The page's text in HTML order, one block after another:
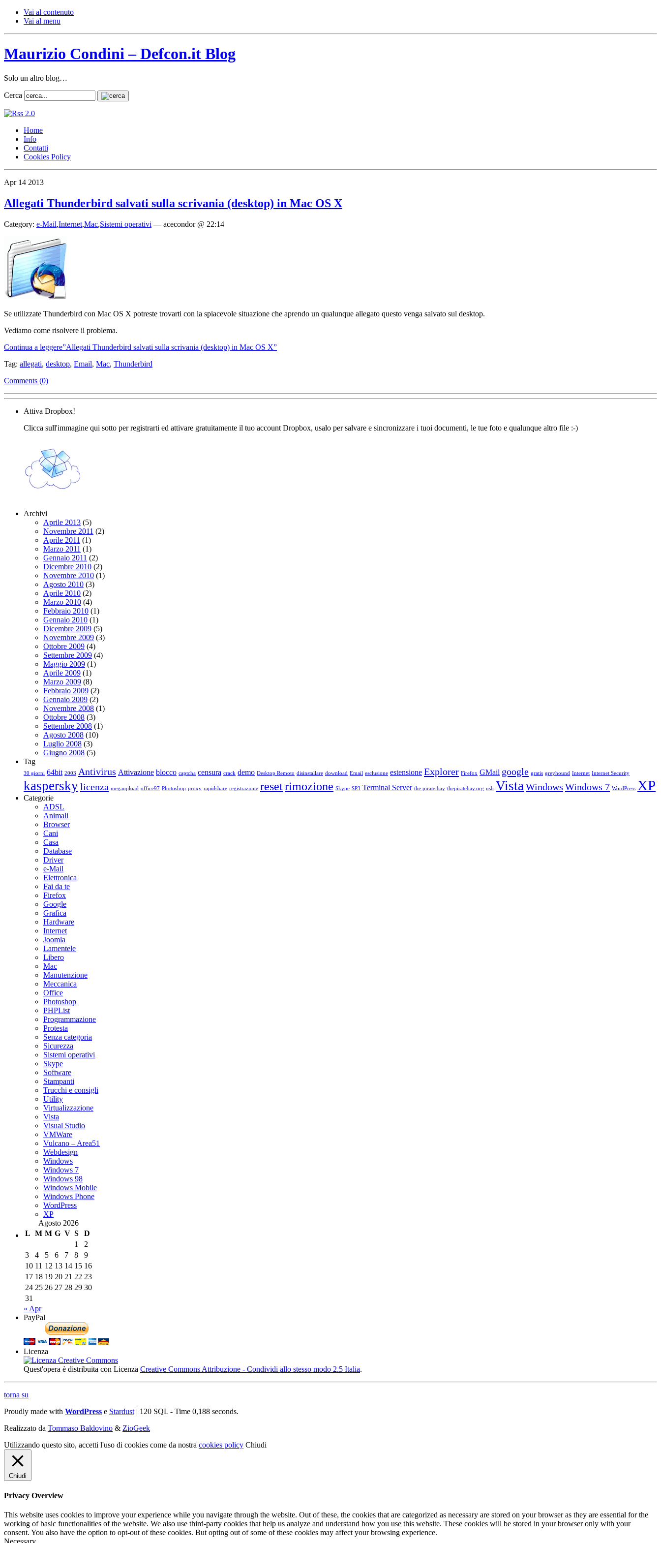
Vai al contenuto
Vai al menu
Maurizio Condini – Defcon.it Blog
Solo un altro blog…
Cerca
Home
Info
Contatti
Cookies Policy
Apr 14 2013
Allegati Thunderbird salvati sulla scrivania (desktop) in Mac OS X
Category: e-Mail,Internet,Mac,Sistemi operativi — acecondor @ 22:14
Se utilizzate Thunderbird con Mac OS X potreste trovarti con la spiacevole situazione che aprendo un qualunque allegato questo venga salvato sul desktop.
Vediamo come risolvere il problema.
Continua a leggere”Allegati Thunderbird salvati sulla scrivania (desktop) in Mac OS X”
Tag: allegati, desktop, Email, Mac, Thunderbird
Comments (0)
Attiva Dropbox!
Clicca sull'immagine qui sotto per registrarti ed attivare gratuitamente il tuo account Dropbox, usalo per salvare e sincronizzare i tuoi documenti, le tue foto e qualunque altro file :-)
Archivi
Aprile 2013 (5)
Novembre 2011 (2)
Aprile 2011 (1)
Marzo 2011 (1)
Gennaio 2011 (2)
Dicembre 2010 (2)
Novembre 2010 (1)
Agosto 2010 (3)
Aprile 2010 (2)
Marzo 2010 (4)
Febbraio 2010 (1)
Gennaio 2010 (1)
Dicembre 2009 (5)
Novembre 2009 (3)
Ottobre 2009 (4)
Settembre 2009 (4)
Maggio 2009 (1)
Aprile 2009 (1)
Marzo 2009 (8)
Febbraio 2009 (2)
Gennaio 2009 (2)
Novembre 2008 (1)
Ottobre 2008 (3)
Settembre 2008 (1)
Agosto 2008 (10)
Luglio 2008 (3)
Giugno 2008 (5)
Tag
30 giorni 64bit 2003 Antivirus Attivazione blocco captcha censura crack demo Desktop Remoto disinstallare download Email esclusione estensione Explorer Firefox GMail google gratis greyhound Internet Internet Security
kasperskylicenza megaupload office97 Photoshop proxy rapidshare registrazione resetrimozione Skype SP3 Terminal Server the pirate bay thepiratebay.org usb Vista Windows Windows 7 WordPress XP
Categorie
ADSL
Animali
Browser
Cani
Casa
Database
Driver
e-Mail
Elettronica
Fai da te
Firefox
Google
Grafica
Hardware
Internet
Joomla
Lamentele
Libero
Mac
Manutenzione
Meccanica
Office
Photoshop
PHPList
Programmazione
Protesta
Senza categoria
Sicurezza
Sistemi operativi
Skype
Software
Stampanti
Trucchi e consigli
Utility
Virtualizzazione
Vista
Visual Studio
VMWare
Vulcano – Area51
Webdesign
Windows
Windows 7
Windows 98
Windows Mobile
Windows Phone
WordPress
XP
Agosto 2026
L M M G V S
D
1
2
3
4 5 6 7 8
9
10 11 12 13 14 15 16
17 18 19 20 21 22 23
24 25 26 27 28 29 30
31
« Apr
PayPal
Licenza
Quest'opera è distribuita con Licenza Creative Commons Attribuzione - Condividi allo stesso modo 2.5 Italia.
torna su
Proudly made with WordPress e Stardust | 120 SQL - Time 0,188 seconds.
Realizzato da Tommaso Baldovino & ZioGeek
Utilizzando questo sito, accetti l'uso di cookies come da nostra cookies policy Chiudi
Chiudi
Privacy Overview
This website uses cookies to improve your experience while you navigate through the website. Out of these, the cookies that are categorized as necessary are stored on your browser as they are essential for the
working of basic functionalities of the website. We also use third-party cookies that help us analyze and understand how you use this website. These cookies will be stored in your browser only with your
consent. You also have the option to opt-out of these cookies. But opting out of some of these cookies may affect your browsing experience.